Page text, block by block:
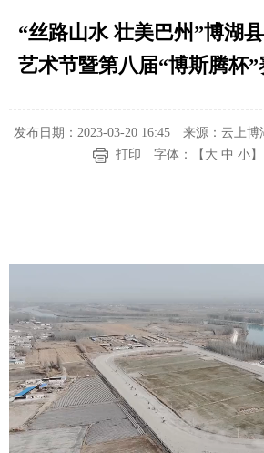
“丝路山水 壮美巴州”博湖
艺术节暨第八届“博斯腾杯
发布日期：2023-03-20 16:45 来源：云上博
打印
字体：【 大 中 小】